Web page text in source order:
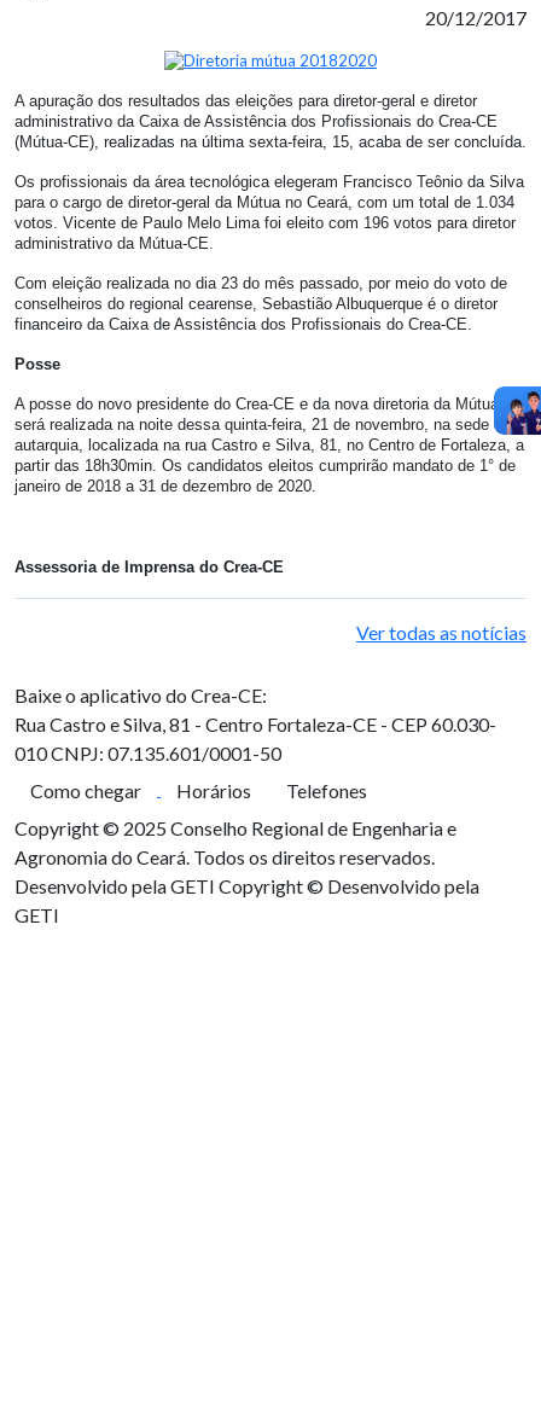
20/12/2017
A apuração dos resultados das eleições para diretor-geral e diretor
administrativo da Caixa de Assistência dos Profissionais do Crea-CE
(Mútua-CE), realizadas na última sexta-feira, 15, acaba de ser concluída.
Os profissionais da área tecnológica elegeram Francisco Teônio da Silva
para o cargo de diretor-geral da Mútua no Ceará, com um total de 1.034
votos. Vicente de Paulo Melo Lima foi eleito com 196 votos para diretor
administrativo da Mútua-CE.
Com eleição realizada no dia 23 do mês passado, por meio do voto de
conselheiros do regional cearense, Sebastião Albuquerque é o diretor
financeiro da Caixa de Assistência dos Profissionais do Crea-CE.
Posse
A posse do novo presidente do Crea-CE e da nova diretoria da Mútua-CE
será realizada na noite dessa quinta-feira, 21 de novembro, na sede da
autarquia, localizada na rua Castro e Silva, 81, no Centro de Fortaleza, a
partir das 18h30min. Os candidatos eleitos cumprirão mandato de 1° de
janeiro de 2018 a 31 de dezembro de 2020.
Assessoria de Imprensa do Crea-CE
Ver todas as notícias
Baixe o aplicativo do Crea-CE:
Rua Castro e Silva, 81 - Centro Fortaleza-CE - CEP 60.030-
010CNPJ: 07.135.601/0001-50
Como chegar
Horários
Telefones
Copyright © 2025 Conselho Regional de Engenharia e
Agronomia do Ceará. Todos os direitos reservados.
Desenvolvido pela GETI Copyright © Desenvolvido pela
GETI